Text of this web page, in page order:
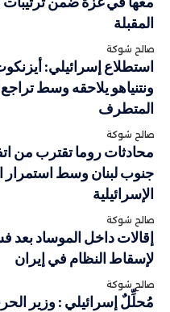
المقبلة
صالح شوكة
استطلاع إسرائيلي:
ونتنياهو يلاحقه وسط
المتطرف
صالح شوكة
محادثات روما تقترب من
جنوب لبنان وسط استمرار
الإسرائيلية
صالح شوكة
إقالات داخل الموساد
لإسقاط النظام في إيران
صالح شوكة
مُحلِّلٌ إسرائيلي : وزير